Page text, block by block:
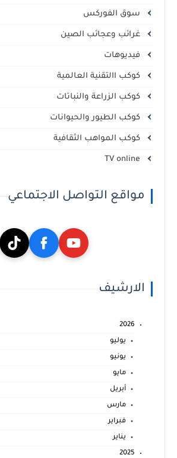
سوق الفوركس
غرائب وعجائب الصين
فيديوهات
كوكب االتقنية العالمية
كوكب الزراعة والنباتات
كوكب الطيور والحيوانات
كوكب المواهب الثقافية
مواقع التواصل الاجتماعي
الارشيف
2026
يوليو
يونيو
مايو
أبريل
مارس
فبراير
يناير
2025